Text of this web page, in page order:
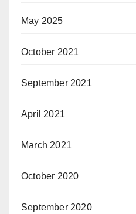
May 2025
October 2021
September 2021
April 2021
March 2021
October 2020
September 2020